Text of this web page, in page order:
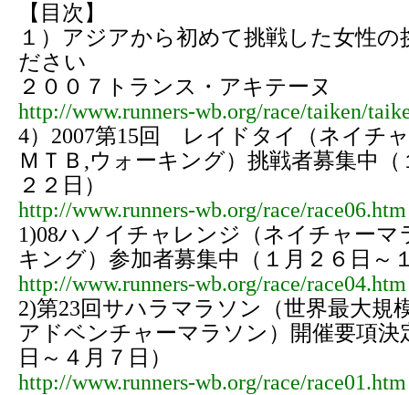
【目次】
１）アジアから初めて挑戦した女性の
ださい
２００７トランス・アキテーヌ
http://www.runners-wb.org/race/taiken/
4）2007第15回 レイドタイ（ネイチ
ＭＴＢ,ウォーキング）挑戦者募集中（
２２日）
http://www.runners-wb.org/race/race06.htm
1)08ハノイチャレンジ（ネイチャーマ
キング）参加者募集中（１月２６日～
http://www.runners-wb.org/race/race04.htm
2)第23回サハラマラソン（世界最大規
アドベンチャーマラソン）開催要項決
日～４月７日）
http://www.runners-wb.org/race/race01.htm